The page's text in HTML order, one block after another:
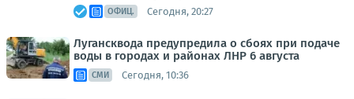
ОФИЦ. Сегодня, 20:27
Лугансквода предупредила о сбоях при подаче
воды в городах и районах ЛНР 6 августа
СМИ Сегодня, 10:36